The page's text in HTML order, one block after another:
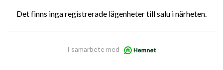
Det finns inga registrerade lägenheter till salu i närheten.
I samarbete med